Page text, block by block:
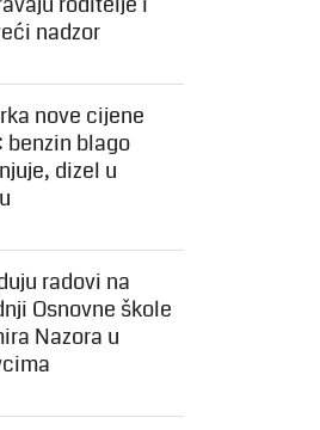
nadzor
nove cijene
benzin blago
dizel u
radovi na
Osnovne škole
Nazora u